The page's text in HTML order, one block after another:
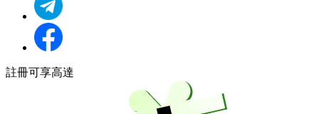
註冊可享高達